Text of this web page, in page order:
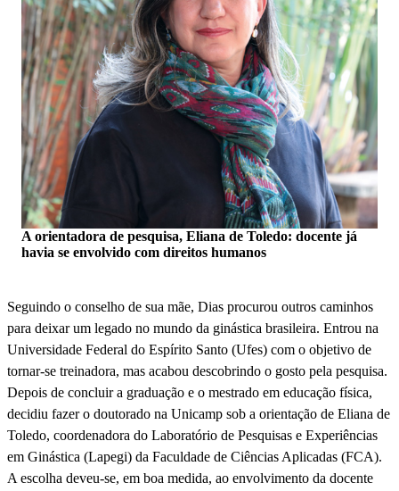
A orientadora de pesquisa, Eliana de Toledo: docente já
havia se envolvido com direitos humanos
Seguindo o conselho de sua mãe, Dias procurou outros caminhos
para deixar um legado no mundo da ginástica brasileira. Entrou na
Universidade Federal do Espírito Santo (Ufes) com o objetivo de
tornar-se treinadora, mas acabou descobrindo o gosto pela pesquisa.
Depois de concluir a graduação e o mestrado em educação física,
decidiu fazer o doutorado na Unicamp sob a orientação de Eliana de
Toledo, coordenadora do Laboratório de Pesquisas e Experiências
em Ginástica (Lapegi) da Faculdade de Ciências Aplicadas (FCA).
A escolha deveu-se, em boa medida, ao envolvimento da docente